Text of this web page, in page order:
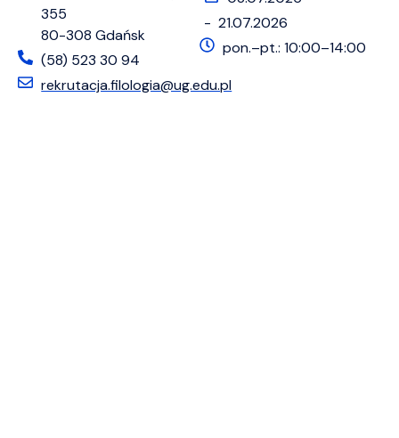
355
80-308 Gdańsk
(58) 523 30 94
rekrutacja.filologia@ug.edu.pl
- 21.07.2026
pon.–pt.: 10:00–14:00